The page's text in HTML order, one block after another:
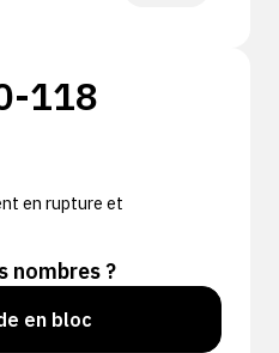
118
en rupture et
nombres ?
en bloc